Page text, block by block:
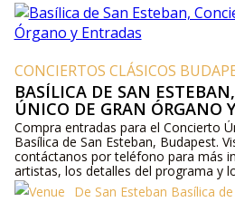
CONCIERTOS CLÁSICOS
BASÍLICA DE SAN
ÚNICO DE GRAN ÓRGANO
Compra entradas para el Concierto
Basílica de San Esteban, Budapest.
contáctanos por teléfono para más
artistas, los detalles del programa y
De San Esteban Basílica